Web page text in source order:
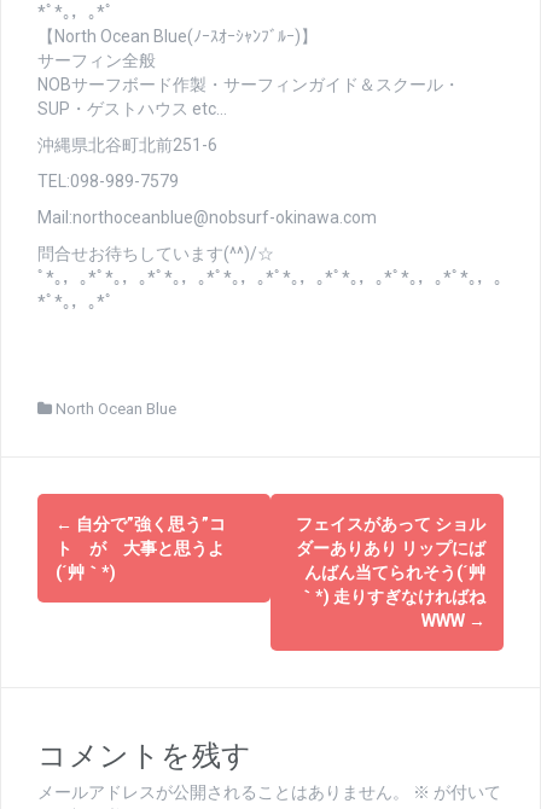
*ﾟ*｡，｡*ﾟ
【North Ocean Blue(ﾉｰｽｵｰｼｬﾝﾌﾞﾙｰ)】
サーフィン全般
NOBサーフボード作製・サーフィンガイド＆スクール・
SUP・ゲストハウス etc…
沖縄県北谷町北前251-6
TEL:098-989-7579
Mail:northoceanblue@nobsurf-okinawa.com
問合せお待ちしています(^^)/☆
ﾟ*｡，｡*ﾟ*｡，｡*ﾟ*｡，｡*ﾟ*｡，｡*ﾟ*｡，｡*ﾟ*｡，｡*ﾟ*｡，｡*ﾟ*｡，｡
*ﾟ*｡，｡*ﾟ
North Ocean Blue
投
稿
ナ
シ
← 自分で”強く思う”コ
ト が 大事と思うよ
(´艸｀*)
フェイスがあって ショル
ダーありあり リップにば
んばん当てられそう(´艸
｀*) 走りすぎなければね
WWW →
コメントを残す
メールアドレスが公開されることはありません。 ※ が付いて